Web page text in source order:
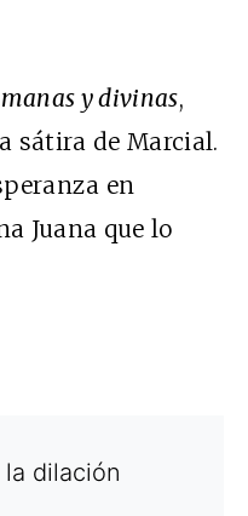
y divinas,
sátira de Marcial.
en
Juana que lo
dilación